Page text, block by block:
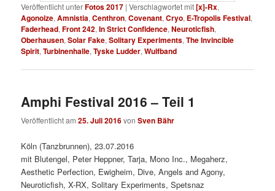
Veröffentlicht unterFotos 2017 |Verschlagwortet mit[x]-Rx,
Agonoize,Amnistia,Centhron,Covenant,Cryo, E-Tropolis Festival,
Faderhead,Front 242,In Strict Confidence,Neuroticfish,
Oberhausen,Solar Fake,Solitary Experiments,The Invincible
Spirit,Turbinenhalle,Tyske Ludder,Wulfband
Amphi Festival 2016 – Teil 1
Veröffentlicht am25. Juli 2016vonSven Bähr
Köln (Tanzbrunnen), 23.07.2016
mit Blutengel, Peter Heppner, Tarja, Mono Inc., Megaherz,
Aesthetic Perfection, Ewigheim, Dive, Angels and Agony,
Neuroticfish, X-RX, Solitary Experiments, Spetsnaz